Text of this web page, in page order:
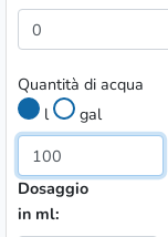
Quantità di acqua
l
gal
Dosaggio
in ml: